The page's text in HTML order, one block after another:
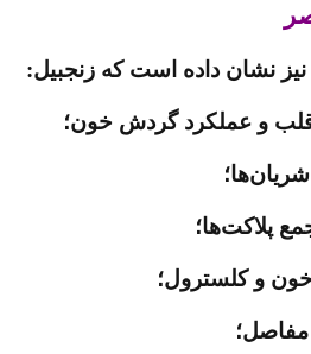
نشان داده است که زنجبیل: